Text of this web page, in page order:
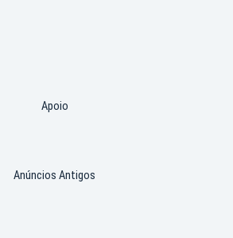
Apoio
Anúncios Antigos